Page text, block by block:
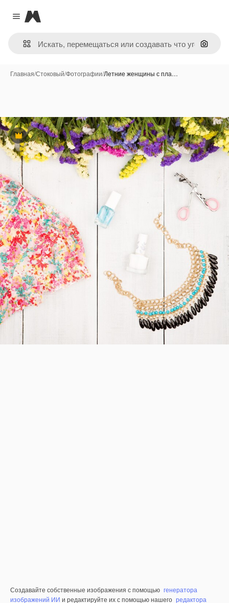
Close menu
Magnific
Поиск
Главная/Стоковый/Фотографии/Летние женщины с пла…
Премиум
Создавайте собственные изображения с помощью генератора
изображений ИИ и редактируйте их с помощью нашего редактора